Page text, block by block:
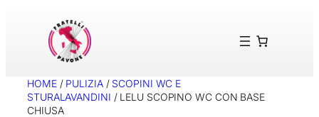
contenuto
HOME/ PULIZIA/ SCOPINI WC E
STURALAVANDINI / LELU SCOPINO WC CON BASE
CHIUSA